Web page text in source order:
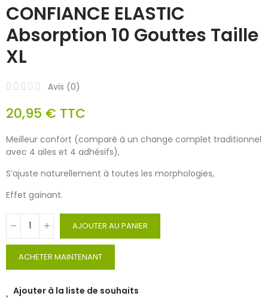
CONFIANCE ELASTIC
Absorption 10 Gouttes Taille
XL
Avis (0)
20,95 € TTC
Meilleur confort (comparé à un change complet traditionnel
avec 4 ailes et 4 adhésifs),
S’ajuste naturellement à toutes les morphologies,
Effet gainant.
AJOUTER AU PANIER
ACHETER MAINTENANT
Ajouter à la liste de souhaits